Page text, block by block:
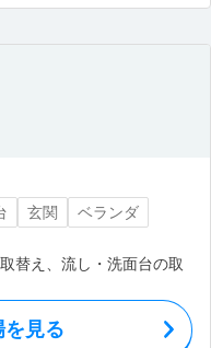
玄関
ベランダ
替え、流し・洗面台の取
見る